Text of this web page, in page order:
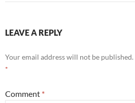
LEAVE A REPLY
Your email address will not be published.
*
Comment *